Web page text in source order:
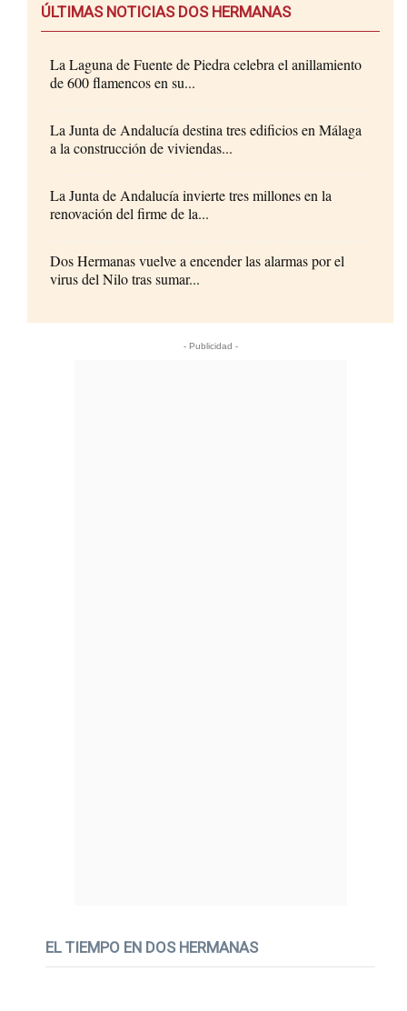
ÚLTIMAS NOTICIAS DOS HERMANAS
La Laguna de Fuente de Piedra celebra el anillamiento
de 600 flamencos en su...
La Junta de Andalucía destina tres edificios en Málaga
a la construcción de viviendas...
La Junta de Andalucía invierte tres millones en la
renovación del firme de la...
Dos Hermanas vuelve a encender las alarmas por el
virus del Nilo tras sumar...
- Publicidad -
EL TIEMPO EN DOS HERMANAS